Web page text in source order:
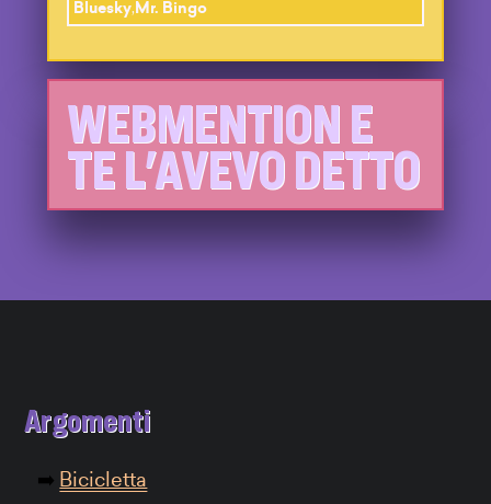
Bluesky,Mr. Bingo
WEBMENTION E
TE L'AVEVO DETTO
Argomenti
Bicicletta